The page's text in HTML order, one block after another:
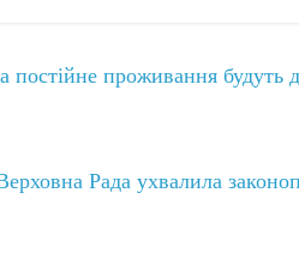
постійне проживання будуть
Рада ухвалила